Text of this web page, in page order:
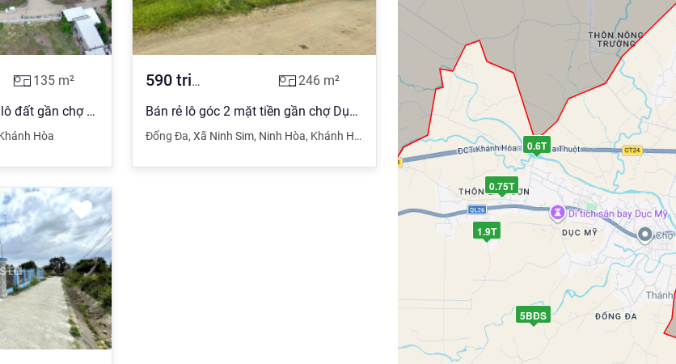
135 m²
Thiện chí bán nhanh lô đất gần chợ Dục Mỹ - Ninh Sim
Hòa
590triệu 246m²
Bán rẻ lô góc 2 mặt tiền gần chợ Dục Mỹ - Ninh Sim
Đống Đa, Xã Ninh Sim, Ninh Hòa, Khánh Hòa
0.75T
0.6T
5BĐS
1.9T